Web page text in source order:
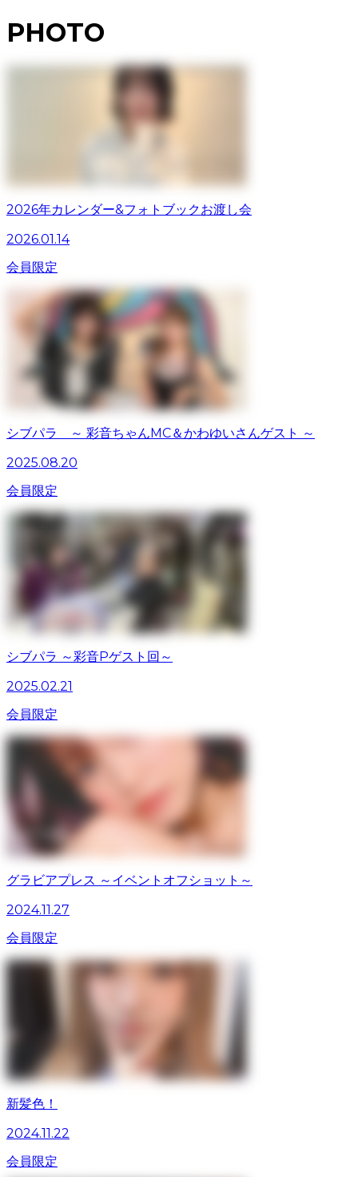
PHOTO
2026年カレンダー&フォトブックお渡し会
2026.01.14
会員限定
シブパラ ～ 彩音ちゃんMC＆かわゆいさんゲスト ～
2025.08.20
会員限定
シブパラ ～彩音Pゲスト回～
2025.02.21
会員限定
グラビアプレス ～イベントオフショット～
2024.11.27
会員限定
新髪色！
2024.11.22
会員限定